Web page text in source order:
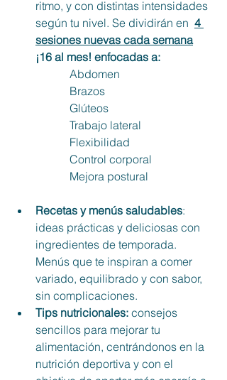
ritmo, y con distintas intensidades
según tu nivel. Se dividirán en 4
sesiones nuevas cada semana
¡16 al mes! enfocadas a:
Abdomen
Brazos
Glúteos
Trabajo lateral
Flexibilidad
Control corporal
Mejora postural
Recetas y menús saludables:
ideas prácticas y deliciosas con
ingredientes de temporada.
Menús que te inspiran a comer
variado, equilibrado y con sabor,
sin complicaciones.
Tips nutricionales: consejos
sencillos para mejorar tu
alimentación, centrándonos en la
nutrición deportiva y con el